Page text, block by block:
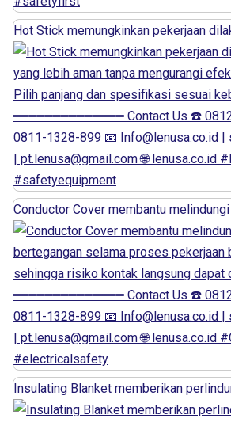
Hot Stick memungkinkan pekerjaan
Conductor Cover membantu
Insulating Blanket memberikan